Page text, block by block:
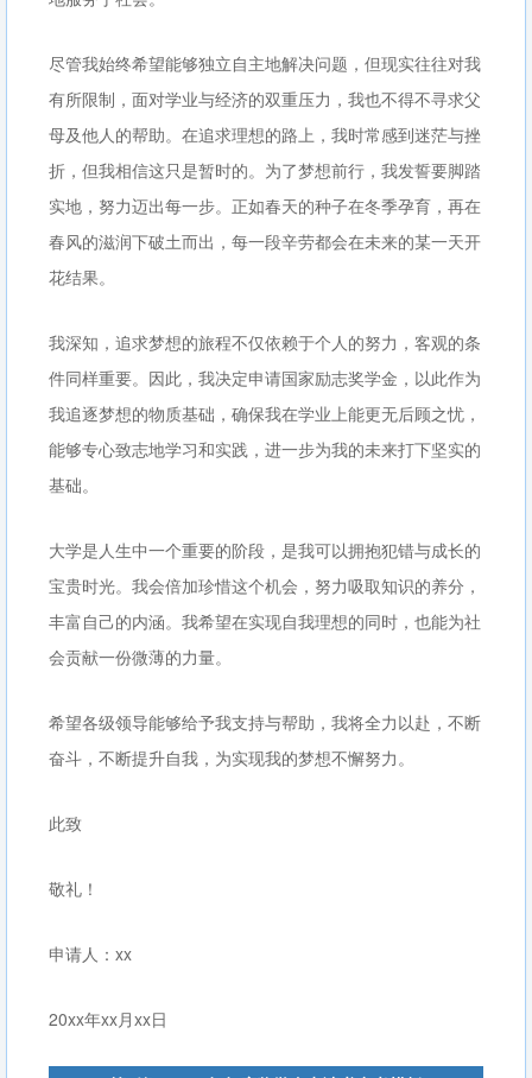
尽管我始终希望能够独立自主地解决问题，但现实往往对我
有所限制，面对学业与经济的双重压力，我也不得不寻求父
母及他人的帮助。在追求理想的路上，我时常感到迷茫与挫
折，但我相信这只是暂时的。为了梦想前行，我发誓要脚踏
实地，努力迈出每一步。正如春天的种子在冬季孕育，再在
春风的滋润下破土而出，每一段辛劳都会在未来的某一天开
花结果。
我深知，追求梦想的旅程不仅依赖于个人的努力，客观的条
件同样重要。因此，我决定申请国家励志奖学金，以此作为
我追逐梦想的物质基础，确保我在学业上能更无后顾之忧，
能够专心致志地学习和实践，进一步为我的未来打下坚实的
基础。
大学是人生中一个重要的阶段，是我可以拥抱犯错与成长的
宝贵时光。我会倍加珍惜这个机会，努力吸取知识的养分，
丰富自己的内涵。我希望在实现自我理想的同时，也能为社
会贡献一份微薄的力量。
希望各级领导能够给予我支持与帮助，我将全力以赴，不断
奋斗，不断提升自我，为实现我的梦想不懈努力。
此致
敬礼！
申请人：xx
20xx年xx月xx日